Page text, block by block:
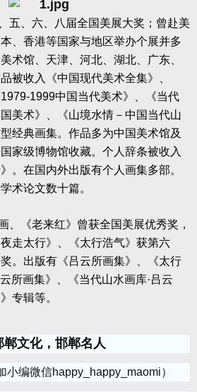
五、六、八届全国美展大奖；曾赴美
、香港等国家与地区举办个展并多
术馆、天津、河北、湖北、广东、
被收入《中国现代美术全集》、
1979-1999中国当代美术》、《当代
美术》、《山境水情－中国当代山
经典画集。作品多为中国美术馆及
家级博物馆收藏。个人辞条被收入
。在国内外出版有个人画集多部。
术论文数十篇。
、《老来红》曾获全国美展优秀奖，
走太行》、《太行浩气》获第六
。出版有《吕云所画集》、《太行
云所画集》、《当代山水画库·吕云
专辑等。
郸文化， 邯郸名人
小编微信happy_happy_maomi）